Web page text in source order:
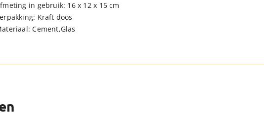
in gebruik: 16 x 12 x 15 cm
Kraft doos
Cement,Glas